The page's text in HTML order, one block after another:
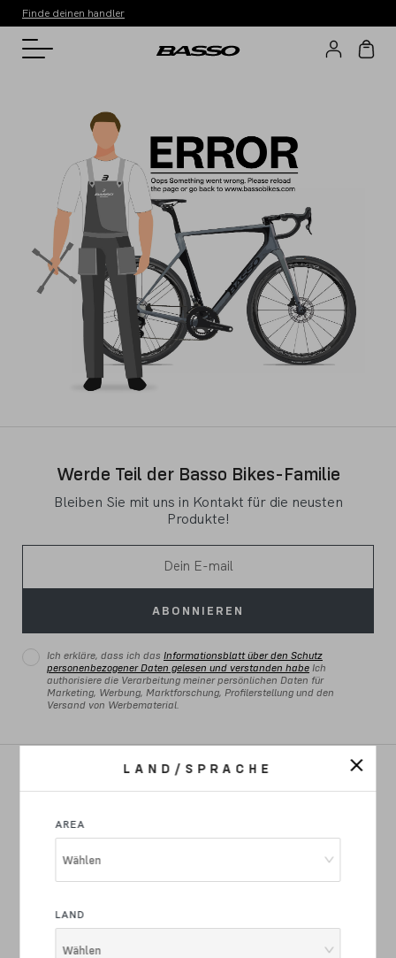
LAND/SPRACHE
AREA
Wählen
LAND
Wählen
Finde deinen handler
Werde Teil der Basso Bikes-Familie
Bleiben Sie mit uns in Kontakt für die neusten
Produkte!
ABONNIEREN
Ich erkläre, dass ich das Informationsblatt über den Schutz
personenbezogener Daten gelesen und verstanden habe Ich
authorisiere die Verarbeitung meiner persönlichen Daten für
Marketing, Werbung, Marktforschung, Profilerstellung und den
Versand von Werbematerial.
RENNRAD
STAHL